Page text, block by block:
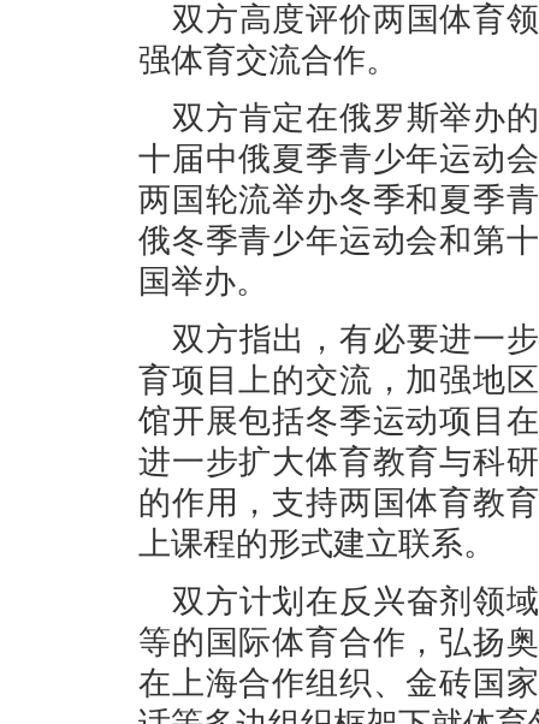
双方高度评价两国体育
强体育交流合作。
双方肯定在俄罗斯举办
十届中俄夏季青少年运动
两国轮流举办冬季和夏季
俄冬季青少年运动会和第
国举办。
双方指出，有必要进一
育项目上的交流，加强地
馆开展包括冬季运动项目
进一步扩大体育教育与科
的作用，支持两国体育教
上课程的形式建立联系。
双方计划在反兴奋剂领
等的国际体育合作，弘扬
在上海合作组织、金砖国